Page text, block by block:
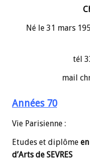
Né le 31 mars
tél
mail
Années 70
Vie Parisienne :
Etudes et diplôme
d’Arts de SEVRES